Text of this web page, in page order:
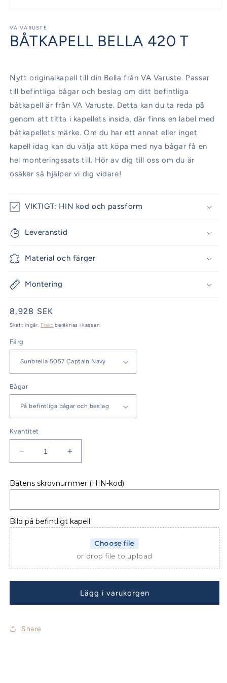
1
i
modalfönster
VA VARUSTE
BÅTKAPELL BELLA 420 T
Nytt originalkapell till din Bella från VA Varuste. Passar
till befintliga bågar och beslag om ditt befintliga
båtkapell är från VA Varuste. Detta kan du ta reda på
genom att titta i kapellets insida, där finns en label med
båtkapellets märke. Om du har ett annat eller inget
kapell idag kan du välja att köpa med nya bågar få en
hel monteringssats till. Hör av dig till oss om du är
osäker så hjälper vi dig vidare!
VIKTIGT: HIN kod och passform
Leveranstid
Material och färger
Montering
Ordinarie
pris
8,928 SEK
Skatt ingår. Frakt beräknas i kassan.
Färg
Bågar
Kvantitet
Minska
kvantitet
BÅTKAPELL
420
T
Öka
kvantitet
BÅTKAPELL
420
T
Båtens skrovnummer (HIN-kod)
Bild på befintligt kapell
Choose file
or drop file to upload
Lägg i varukorgen
Share